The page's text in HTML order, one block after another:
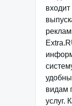
видам
услуг.